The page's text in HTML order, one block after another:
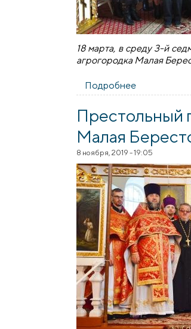
18 марта, в среду 3-й
агрогородка Малая
Подробнее
Престольный
Малая
8 ноября, 2019 - 19:05